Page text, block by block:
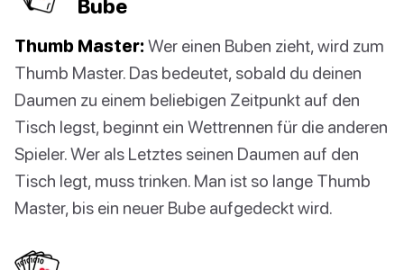
Bube
Thumb Master: Wer einen Buben zieht, wird zum
Thumb Master. Das bedeutet, sobald du deinen
Daumen zu einem beliebigen Zeitpunkt auf den
Tisch legst, beginnt ein Wettrennen für die anderen
Spieler. Wer als Letztes seinen Daumen auf den
Tisch legt, muss trinken. Man ist so lange Thumb
Master, bis ein neuer Bube aufgedeckt wird.